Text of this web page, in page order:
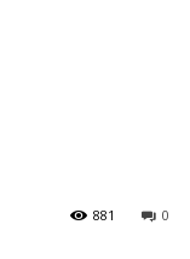
0
881